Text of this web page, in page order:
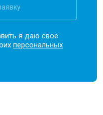
я даю свое
персональных